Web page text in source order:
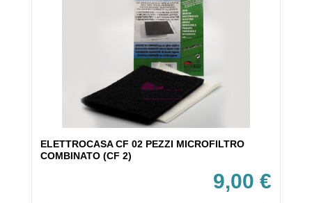
ELETTROCASA CF 02 PEZZI MICROFILTRO
COMBINATO (CF 2)
9,00 €